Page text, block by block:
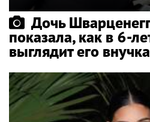
Дочь
показала, как в 6-
выглядит его